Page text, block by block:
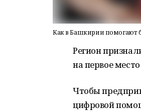
Как в Башкирии помогают
Регион
на первое
Чтобы
цифровой